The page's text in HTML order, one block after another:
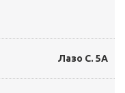
Лазо С. 5А